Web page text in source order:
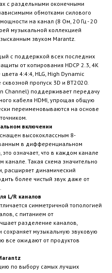
с раздельными оконечными
обмотками силового
на канал (8 Ом, 20 Гц - 20
музыкальной коллекцией
звуком Marantz.
с поддержкой всех последних
от копирования HDCP 2.3, 4K
4:4:4, HLG, High Dynamic
пропуск 3D и BT2020.
Channel) поддерживает передачу
кабеля HDMI, упрощая общую
переименовываются на основе
включении
высококлассным 8-
в дифференциальном
означает, что в каждом канале
Такая схема значительно
расширяет динамический
более чистый звук даже от
L/R каналов
симметричной топологией
с питанием от
разделение каналов,
музыкальную звуковую
все ожидают от продуктов
по выбору самых лучших